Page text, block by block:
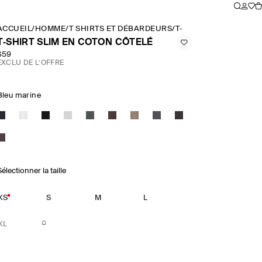
/ HOMME/T SHIRTS ET DÉBARDEURS/T‑SHIRT SLIM EN
T‑SHIRT SLIM EN COTON CÔTELÉ
DE L’OFFRE
marine
la taille
S M L